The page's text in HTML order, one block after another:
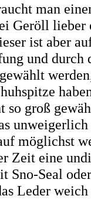
man
Geröll lieber
ist aber
und
so groß
möglichst
Zeit eine
Sno-Seal
Leder